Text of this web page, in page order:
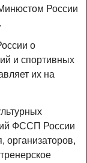
России
о
и спортивных
их на
ФССП России
организаторов,